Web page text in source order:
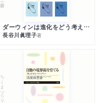
ダーウィンは進化をどう考えたのか
長谷川眞理子著
ちくまプリマー新書